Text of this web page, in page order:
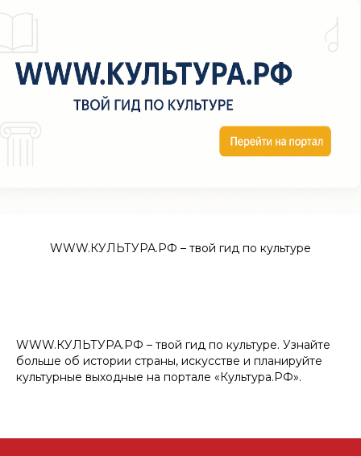
WWW.КУЛЬТУРА.РФ – твой гид по культуре
WWW.КУЛЬТУРА.РФ – твой гид по культуре. Узнайте
больше об истории страны, искусстве и планируйте
культурные выходные на портале «Культура.РФ».